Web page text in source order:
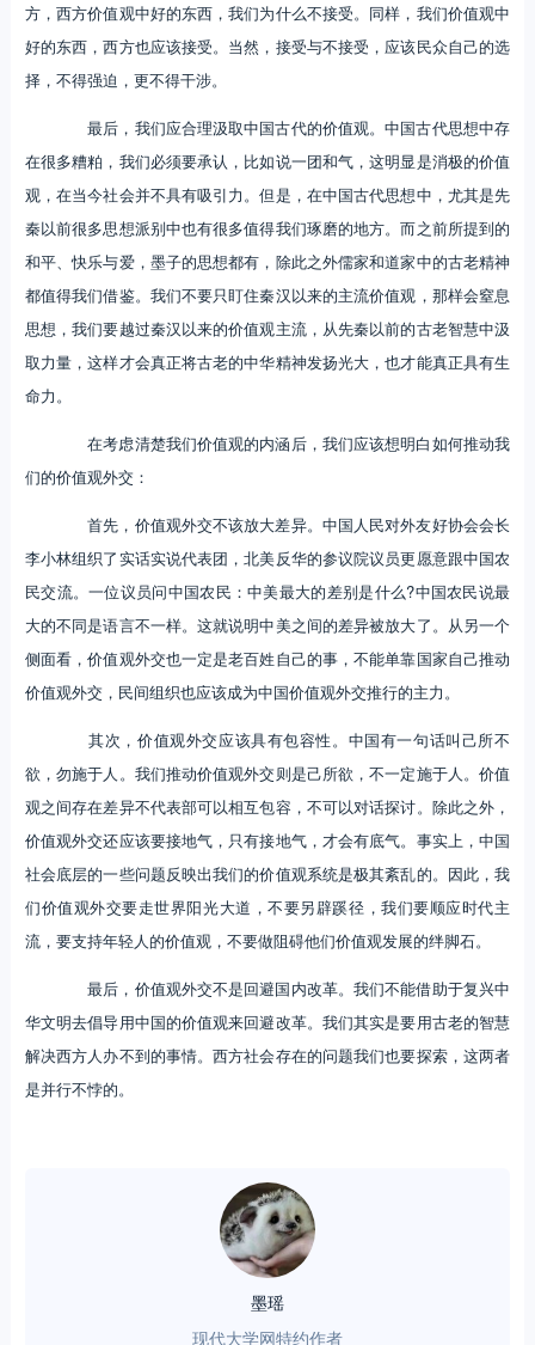
方，西方价值观中好的东西，我们为什么不接受。同样，我们价值观中
好的东西，西方也应该接受。当然，接受与不接受，应该民众自己的选
择，不得强迫，更不得干涉。
最后，我们应合理汲取中国古代的价值观。中国古代思想中存
在很多糟粕，我们必须要承认，比如说一团和气，这明显是消极的价值
观，在当今社会并不具有吸引力。但是，在中国古代思想中，尤其是先
秦以前很多思想派别中也有很多值得我们琢磨的地方。而之前所提到的
和平、快乐与爱，墨子的思想都有，除此之外儒家和道家中的古老精神
都值得我们借鉴。我们不要只盯住秦汉以来的主流价值观，那样会窒息
思想，我们要越过秦汉以来的价值观主流，从先秦以前的古老智慧中汲
取力量，这样才会真正将古老的中华精神发扬光大，也才能真正具有生
命力。
在考虑清楚我们价值观的内涵后，我们应该想明白如何推动我
们的价值观外交：
首先，价值观外交不该放大差异。中国人民对外友好协会会长
李小林组织了实话实说代表团，北美反华的参议院议员更愿意跟中国农
民交流。一位议员问中国农民：中美最大的差别是什么?中国农民说最
大的不同是语言不一样。这就说明中美之间的差异被放大了。从另一个
侧面看，价值观外交也一定是老百姓自己的事，不能单靠国家自己推动
价值观外交，民间组织也应该成为中国价值观外交推行的主力。
其次，价值观外交应该具有包容性。中国有一句话叫己所不
欲，勿施于人。我们推动价值观外交则是己所欲，不一定施于人。价值
观之间存在差异不代表部可以相互包容，不可以对话探讨。除此之外，
价值观外交还应该要接地气，只有接地气，才会有底气。事实上，中国
社会底层的一些问题反映出我们的价值观系统是极其紊乱的。因此，我
们价值观外交要走世界阳光大道，不要另辟蹊径，我们要顺应时代主
流，要支持年轻人的价值观，不要做阻碍他们价值观发展的绊脚石。
最后，价值观外交不是回避国内改革。我们不能借助于复兴中
华文明去倡导用中国的价值观来回避改革。我们其实是要用古老的智慧
解决西方人办不到的事情。西方社会存在的问题我们也要探索，这两者
是并行不悖的。
墨瑶
现代大学网特约作者